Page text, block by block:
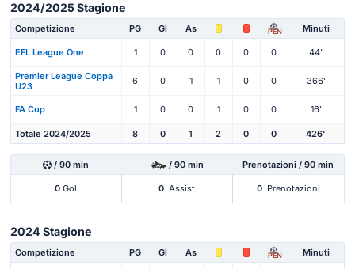
2024/2025 Stagione
Competizione PG Gl As PEN Minuti
EFL League One 1 0 0 0 0 0 44'
Premier League Coppa
U23
6 0 1 1 0 0 366'
FA Cup 1 0 0 1 0 0 16'
Totale 2024/2025 8 0 1 2 0 0 426'
/ 90 min / 90 min Prenotazioni / 90 min
0 Gol 0 Assist 0 Prenotazioni
2024 Stagione
Competizione PG Gl As PEN Minuti